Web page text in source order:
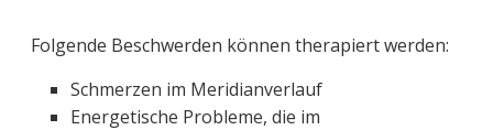
Folgende Beschwerden können therapiert werden:
Schmerzen im Meridianverlauf
Energetische Probleme, die im